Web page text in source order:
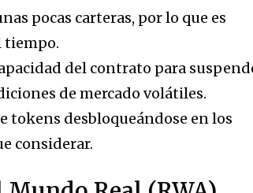
pocas carteras, por lo que es
tiempo.
del contrato para
de mercado volátiles.
tokens desbloqueándose en los
considerar.